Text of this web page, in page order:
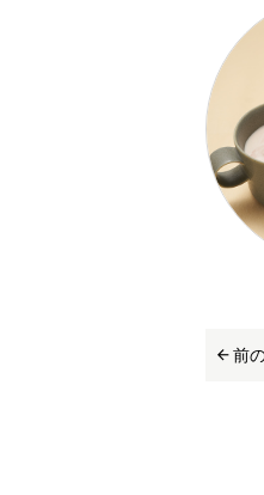
前